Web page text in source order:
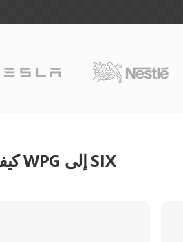
كيفية تحويل WPG إلى SIX